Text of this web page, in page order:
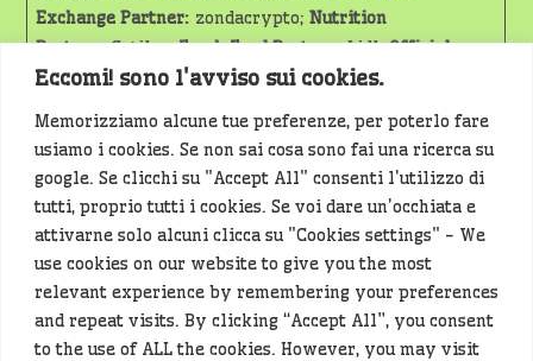
Eccomi! sono l'avviso sui cookies.
Memorizziamo alcune tue preferenze, per poterlo fare
usiamo i cookies. Se non sai cosa sono fai una ricerca su
google. Se clicchi su "Accept All" consenti l'utilizzo di
tutti, proprio tutti i cookies. Se voi dare un'occhiata e
attivarne solo alcuni clicca su "Cookies settings" - We
use cookies on our website to give you the most
relevant experience by remembering your preferences
and repeat visits. By clicking “Accept All”, you consent
to the use of ALL the cookies. However, you may visit
Exchange Partner: zondacrypto;Nutrition
Partner:Cetilar;Fresh Food Partner:Lidl;Official
Shoe:DMT;Official Partner:Shimano;Technical
Green Partner:
Photo credits:LaPresse
Mi piace 1 Non mi piace
Condividi: